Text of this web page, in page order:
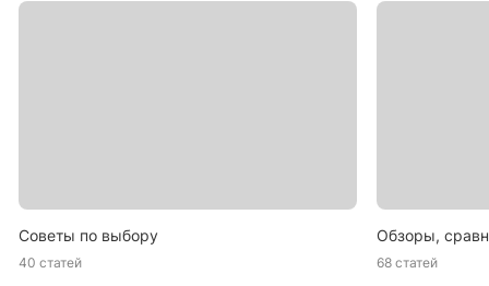
Советы по выбору
40 статей
Обзоры,
68 статей